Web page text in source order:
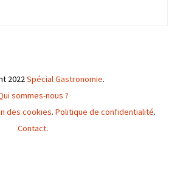
2022Spécial Gastronomie.
sommes-nous ?
des cookies. Politique de confidentialité.
Contact.